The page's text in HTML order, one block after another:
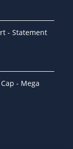
- Statement
- Mega